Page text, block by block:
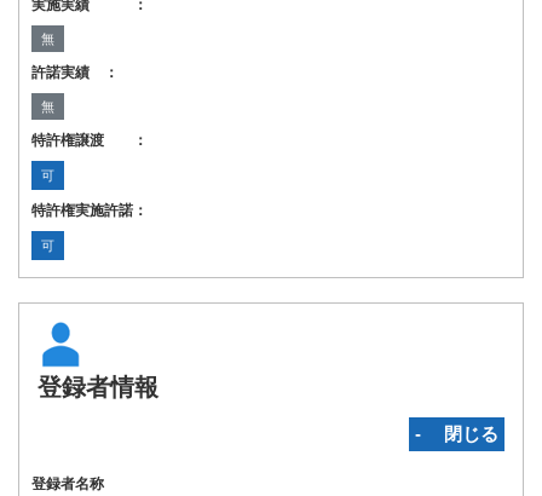
実施実績 ：
無
許諾実績 ：
無
特許権譲渡 ：
可
特許権実施許諾：
可
登録者情報
‐ 閉じる
登録者名称